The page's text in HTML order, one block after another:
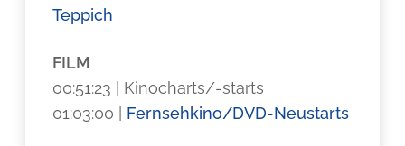
Teppich
FILM
00:51:23 | Kinocharts/-starts
01:03:00 | Fernsehkino/DVD-Neustarts